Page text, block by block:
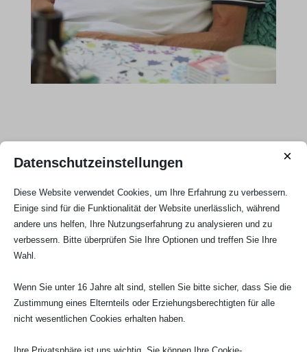
Datenschutzeinstellungen ×
Diese Website verwendet Cookies, um Ihre Erfahrung zu verbessern.
Einige sind für die Funktionalität der Website unerlässlich, während
andere uns helfen, Ihre Nutzungserfahrung zu analysieren und zu
verbessern. Bitte überprüfen Sie Ihre Optionen und treffen Sie Ihre
Wahl.
Wenn Sie unter 16 Jahre alt sind, stellen Sie bitte sicher, dass Sie die
Zustimmung eines Elternteils oder Erziehungsberechtigten für alle
nicht wesentlichen Cookies erhalten haben.